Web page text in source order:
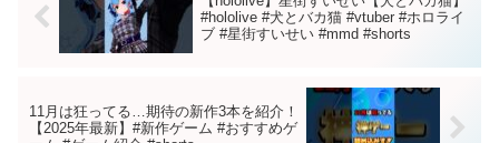
#hololive #犬とバカ猫 #vtuber #ホロライ
ブ #星街すいせい #mmd #shorts
11月は狂ってる…期待の新作3本を紹介！
【2025年最新】#新作ゲーム #おすすめゲ